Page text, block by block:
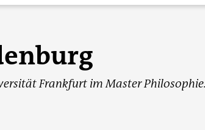
Frankfurt im Master Philosophie.